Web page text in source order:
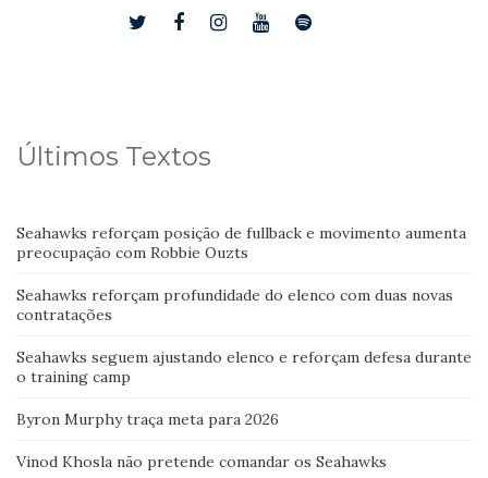
Últimos Textos
Seahawks reforçam posição de fullback e movimento aumenta
preocupação com Robbie Ouzts
Seahawks reforçam profundidade do elenco com duas novas
contratações
Seahawks seguem ajustando elenco e reforçam defesa durante
o training camp
Byron Murphy traça meta para 2026
Vinod Khosla não pretende comandar os Seahawks